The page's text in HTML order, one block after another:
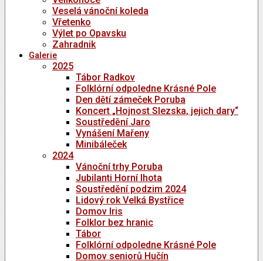
Veselá vánoční koleda
Vřetenko
Výlet po Opavsku
Zahradnik
Galerie
2025
Tábor Radkov
Folklórní odpoledne Krásné Pole
Den dětí zámeček Poruba
Koncert „Hojnost Slezska, jejich dary“
Soustředění Jaro
Vynášení Mařeny
Minibáleček
2024
Vánoční trhy Poruba
Jubilanti Horní lhota
Soustředění podzim 2024
Lidový rok Velká Bystřice
Domov Iris
Folklor bez hranic
Tábor
Folklórní odpoledne Krásné Pole
Domov seniorů Hučín